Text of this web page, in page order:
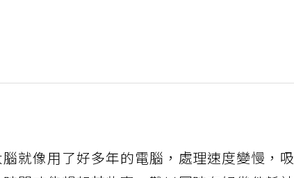
就像用了好多年的電腦，處理速度變慢，吸